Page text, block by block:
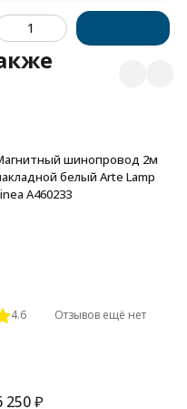
шинопровод 2м
белый Arte Lamp
A460233
4.6 Отзывов ещё нет
250 ₽